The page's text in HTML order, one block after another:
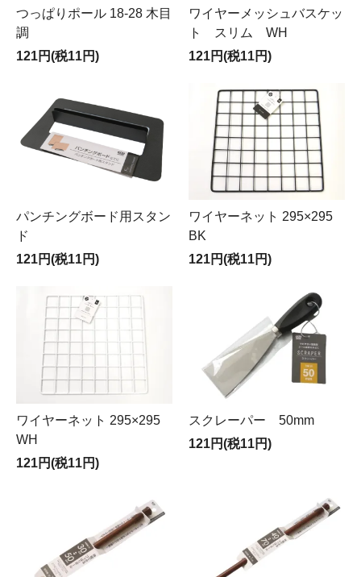
つっぱりポール 18-28 木目
調
121円(税11円)
ワイヤーメッシュバスケッ
ト スリム WH
121円(税11円)
パンチングボード用スタン
ド
121円(税11円)
ワイヤーネット 295×295
BK
121円(税11円)
ワイヤーネット 295×295
WH
121円(税11円)
スクレーパー 50mm
121円(税11円)